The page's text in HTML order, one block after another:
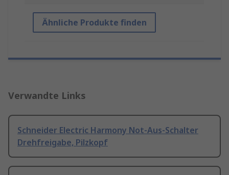
Ähnliche Produkte finden
Verwandte Links
Schneider Electric Harmony Not-Aus-Schalter
Drehfreigabe, Pilzkopf